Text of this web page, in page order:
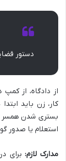
دستور
از دادگاه، از
کار، زن باید
بستری شدن همسر
استعلام یا صدور
مدارک لازم: برای